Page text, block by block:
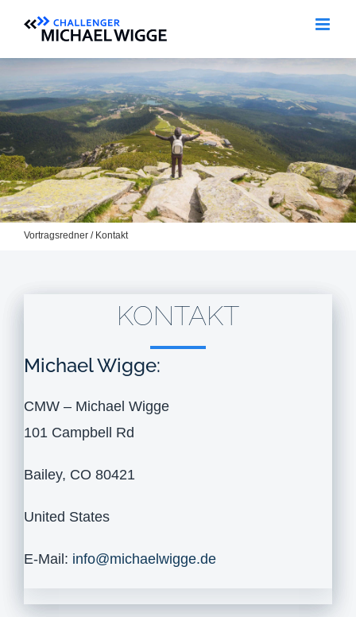
springen
Vortragsredner / Kontakt
KONTAKT
Michael Wigge:
CMW – Michael Wigge
101 Campbell Rd
Bailey, CO 80421
United States
E-Mail: info@michaelwigge.de